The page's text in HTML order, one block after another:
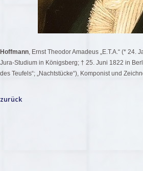
Hoffmann, Ernst Theodor Amadeus „E.T.A.“ (* 24.
Jura-Studium in Königsberg; † 25. Juni 1822 in
des Teufels“; „Nachtstücke“), Komponist und
zurück